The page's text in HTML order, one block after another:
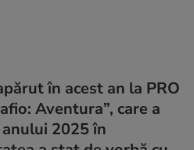
în acest an la PRO
Aventura”, care a
2025 în